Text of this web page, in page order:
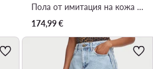
Пола от имитация на кожа · Бордо · Миди
174,99€